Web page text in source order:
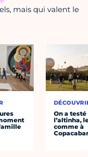
mais qui valent le
On a testé
l’altinha,
comme à